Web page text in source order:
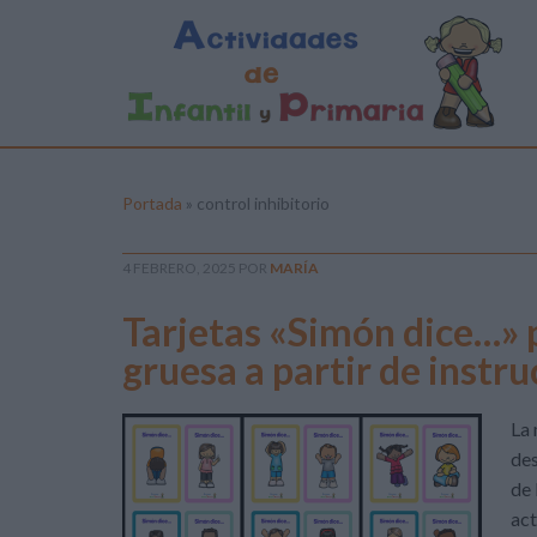
Portada » control inhibitorio
4 FEBRERO, 2025 POR MARÍA
Tarjetas «Simón
gruesa a partir de
La
de